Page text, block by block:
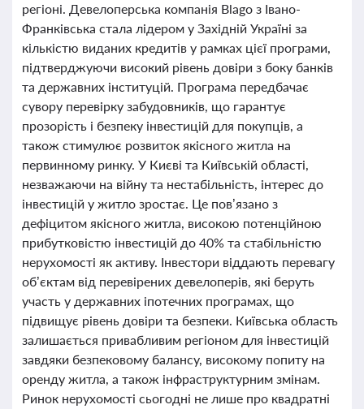
регіоні. Девелоперська компанія Blago з Івано-
Франківська стала лідером у Західній Україні за
кількістю виданих кредитів у рамках цієї програми,
підтверджуючи високий рівень довіри з боку банків
та державних інституцій. Програма передбачає
сувору перевірку забудовників, що гарантує
прозорість і безпеку інвестицій для покупців, а
також стимулює розвиток якісного житла на
первинному ринку. У Києві та Київській області,
незважаючи на війну та нестабільність, інтерес до
інвестицій у житло зростає. Це пов’язано з
дефіцитом якісного житла, високою потенційною
прибутковістю інвестицій до 40% та стабільністю
нерухомості як активу. Інвестори віддають перевагу
об’єктам від перевірених девелоперів, які беруть
участь у державних іпотечних програмах, що
підвищує рівень довіри та безпеки. Київська область
залишається привабливим регіоном для інвестицій
завдяки безпековому балансу, високому попиту на
оренду житла, а також інфраструктурним змінам.
Ринок нерухомості сьогодні не лише про квадратні